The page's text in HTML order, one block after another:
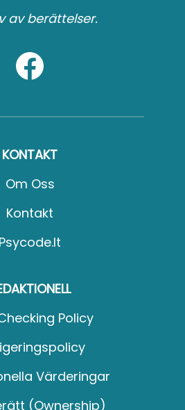
av berättelser.
KONTAKT
Om Oss
Kontakt
Psycode.it
Policy
Värderingar
(Ownership)